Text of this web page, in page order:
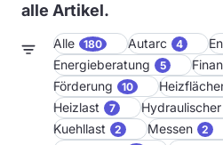
alle Artikel.
Alle 180 Autarc 4
Energieberatung 5
Förderung 10
Heizlast 7
Kuehllast 2 Messen 2